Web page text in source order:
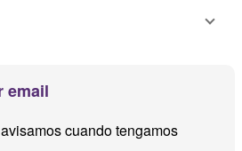
email
cuando tengamos